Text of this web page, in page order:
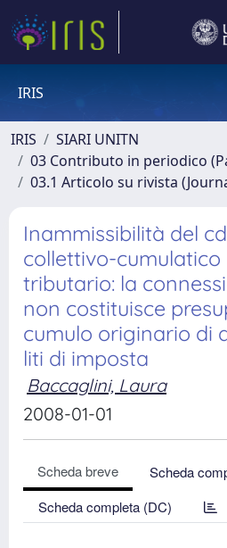
IRIS
IRIS
SIARI UNITN
03 Contributo in periodico
03.1 Articolo su rivista
Inammissibilità del
collettivo-cumulatico
tributario: la
non costituisce
cumulo originario di
liti di imposta
Baccaglini, Laura
2008-01-01
Scheda breve
Scheda
Scheda completa (DC)